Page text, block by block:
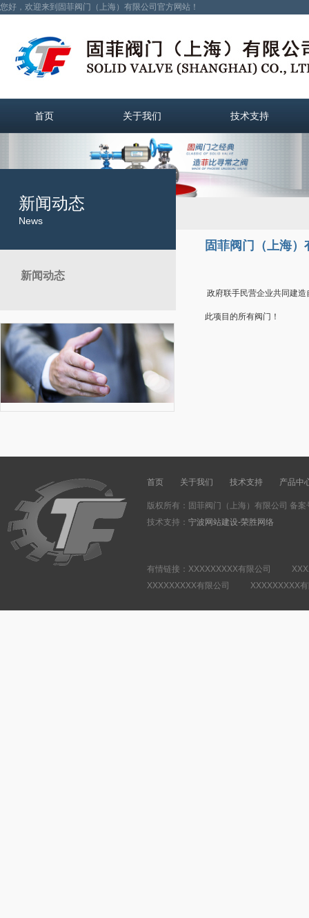
您好，欢迎来到固菲阀门（上海）有限公司官方网站！
首页 关于我们 技术支持
新闻动态
News
新闻动态
固菲阀门（上海）
政府联手民营企业共同建
此项目的所有阀门！
首页 关于我们 技术支持 产品中
版权所有：固菲阀门（上海）有限公司 备案
技术支持： 宁波网站建设-荣胜网络
有情链接：XXXXXXXXX有限公司
XXXXXXXXX有限公司 XXXXXXXXX有